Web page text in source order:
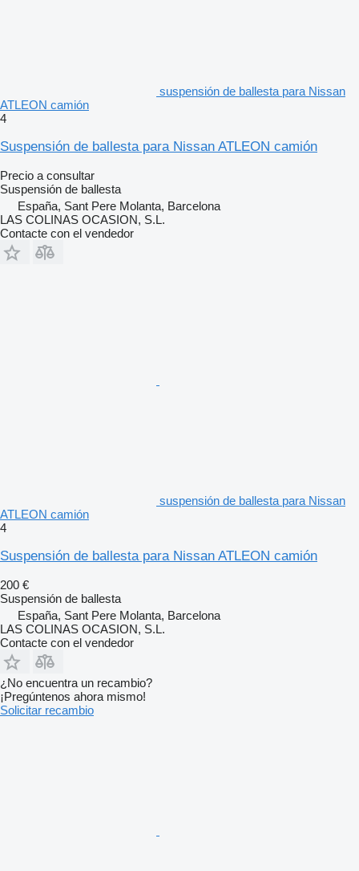
suspensión de ballesta para Nissan
ATLEON camión
4
Suspensión de ballesta para Nissan ATLEON camión
Precio a consultar
Suspensión de ballesta
España, Sant Pere Molanta, Barcelona
LAS COLINAS OCASION, S.L.
Contacte con el vendedor
suspensión de ballesta para Nissan
ATLEON camión
4
Suspensión de ballesta para Nissan ATLEON camión
200 €
Suspensión de ballesta
España, Sant Pere Molanta, Barcelona
LAS COLINAS OCASION, S.L.
Contacte con el vendedor
¿No encuentra un recambio?
¡Pregúntenos ahora mismo!
Solicitar recambio